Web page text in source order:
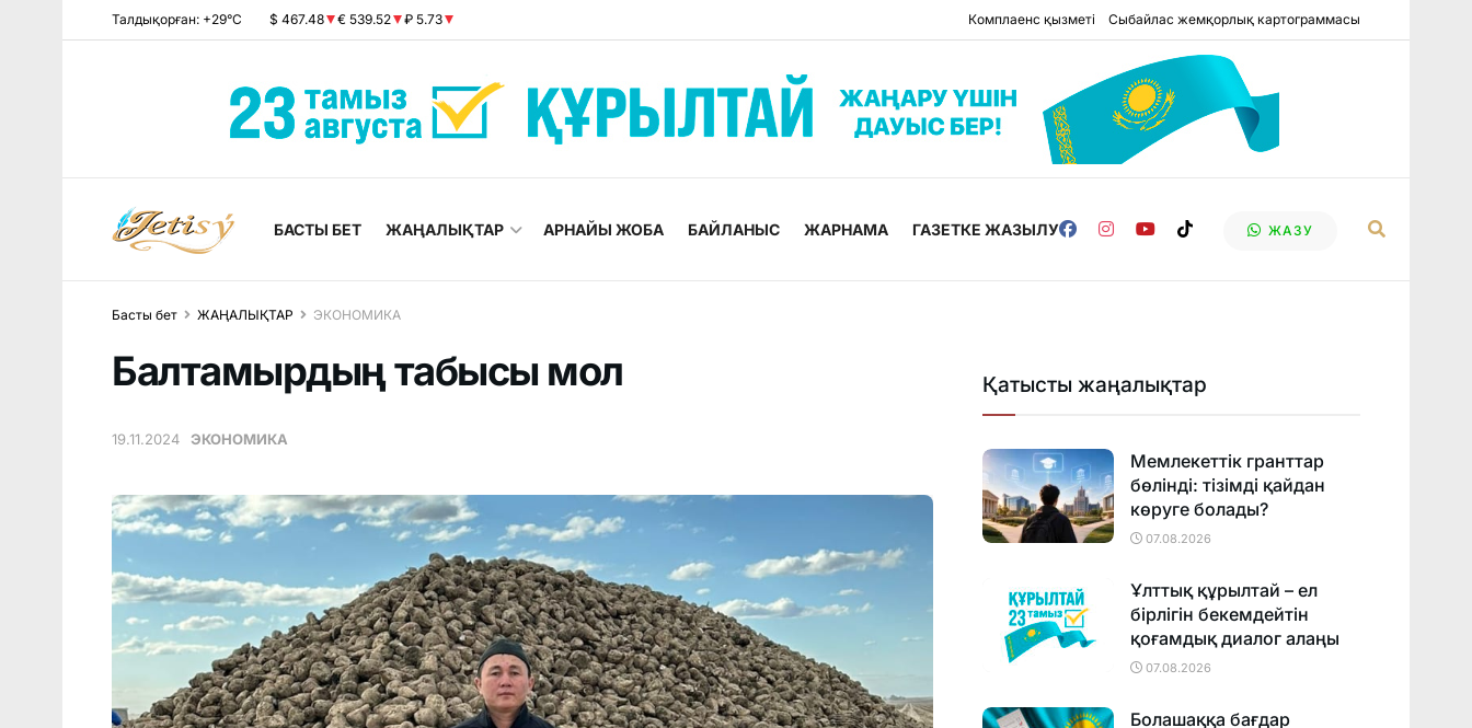
Талдықорған: +29°C $ 467.48 € 539.52 ₽ 5.73 Комплаенс қызметі Сыбайлас жемқорлық картограммасы
БАСТЫ БЕТ ЖАҢАЛЫҚТАР АРНАЙЫ ЖОБА БАЙЛАНЫС ЖАРНАМА ГАЗЕТКЕ ЖАЗЫЛУ ЖАЗУ
Басты бет ЖАҢАЛЫҚТАР ЭКОНОМИКА
Балтамырдың табысы мол
19.11.2024 ЭКОНОМИКА
Қатысты жаңалықтар
Мемлекеттік гранттар
бөлінді: тізімді қайдан
көруге болады?
07.08.2026
Ұлттық құрылтай – ел
бірлігін бекемдейтін
қоғамдық диалог алаңы
07.08.2026
Болашаққа бағдар